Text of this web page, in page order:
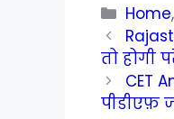
Home
तो होगी
CET
पीडीएफ़